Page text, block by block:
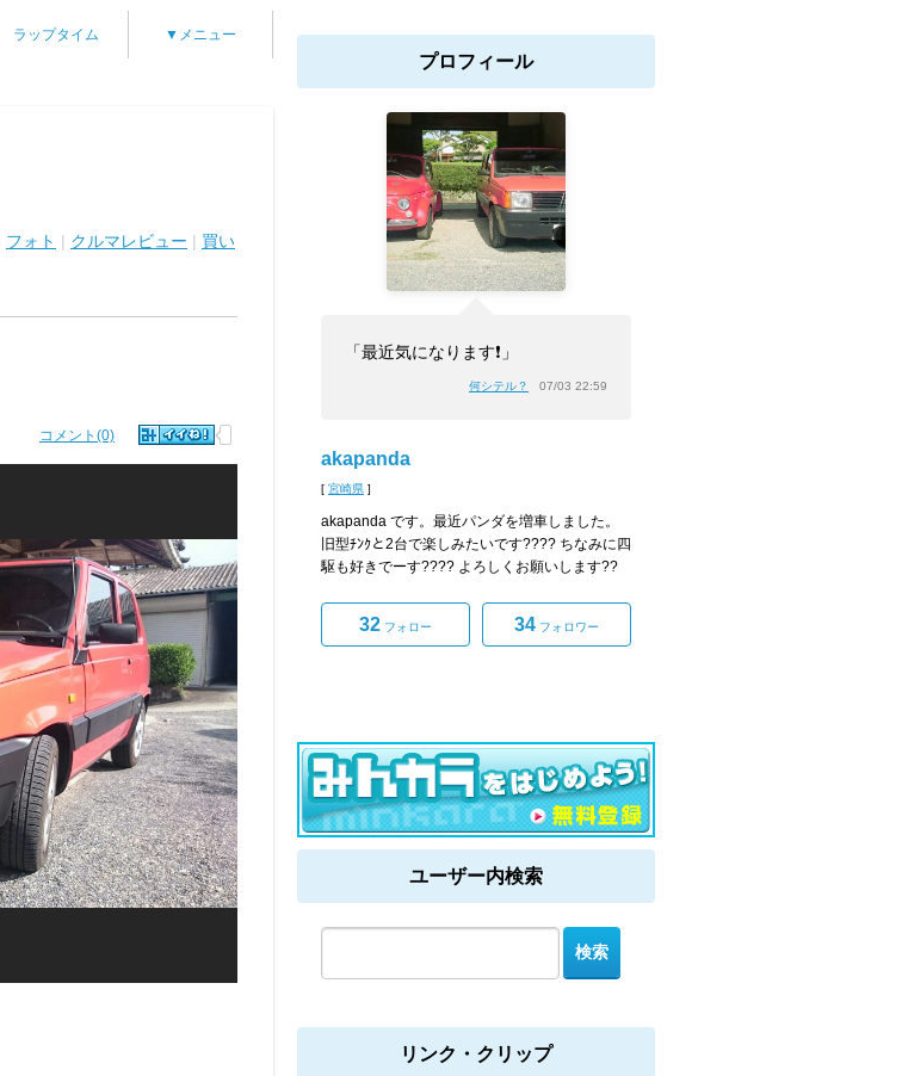
ラップタイム ▼メニュー
フォト | クルマレビュー | 買い
コメント(0)
プロフィール
「最近気になります❗」
何シテル？ 07/03 22:59
akapanda
[ 宮崎県 ]
akapanda です。最近パンダを増車しました。
旧型ﾁﾝｸと2台で楽しみたいです???? ちなみに四
駆も好きでーす???? よろしくお願いします??
32 フォロー 34 フォロワー
ユーザー内検索
リンク・クリップ